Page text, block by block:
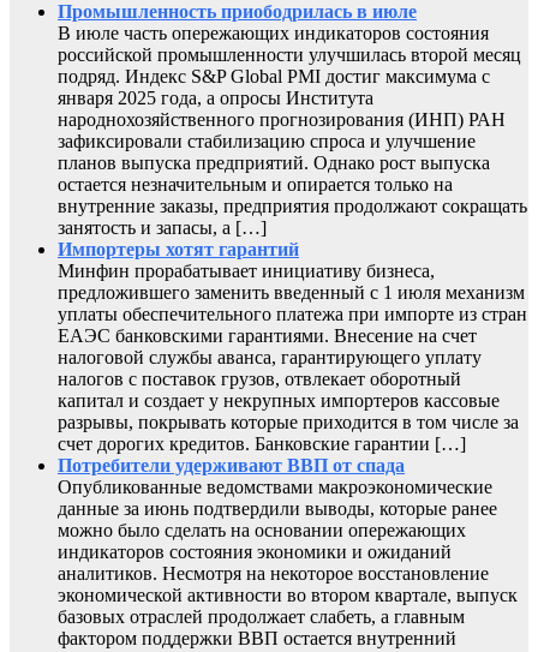
Промышленность приободрилась в июле
В июле часть опережающих индикаторов состояния
российской промышленности улучшилась второй месяц
подряд. Индекс S&P Global PMI достиг максимума с
января 2025 года, а опросы Института
народнохозяйственного прогнозирования (ИНП) РАН
зафиксировали стабилизацию спроса и улучшение
планов выпуска предприятий. Однако рост выпуска
остается незначительным и опирается только на
внутренние заказы, предприятия продолжают сокращать
занятость и запасы, а […]
Импортеры хотят гарантий
Минфин прорабатывает инициативу бизнеса,
предложившего заменить введенный с 1 июля механизм
уплаты обеспечительного платежа при импорте из стран
ЕАЭС банковскими гарантиями. Внесение на счет
налоговой службы аванса, гарантирующего уплату
налогов с поставок грузов, отвлекает оборотный
капитал и создает у некрупных импортеров кассовые
разрывы, покрывать которые приходится в том числе за
счет дорогих кредитов. Банковские гарантии […]
Потребители удерживают ВВП от спада
Опубликованные ведомствами макроэкономические
данные за июнь подтвердили выводы, которые ранее
можно было сделать на основании опережающих
индикаторов состояния экономики и ожиданий
аналитиков. Несмотря на некоторое восстановление
экономической активности во втором квартале, выпуск
базовых отраслей продолжает слабеть, а главным
фактором поддержки ВВП остается внутренний